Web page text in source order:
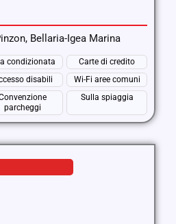
Bellaria-Igea Marina
condizionata
Carte di credito
disabili
Wi-Fi aree comuni
parcheggi
Sulla spiaggia